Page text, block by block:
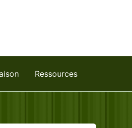
Ressources